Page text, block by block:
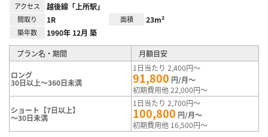
アクセス 越後線「上所駅」
間取り 1R 面積 23m²
築年数 1990年 12月 築
プラン名・期間 月額目安
ロング
30日以上～360日未満
1日当たり 2,400円～
91,800 円/月～
初期費用他 22,000円～
ショート【7日以上】
～30日未満
1日当たり 2,700円～
100,800 円/月～
初期費用他 16,500円～